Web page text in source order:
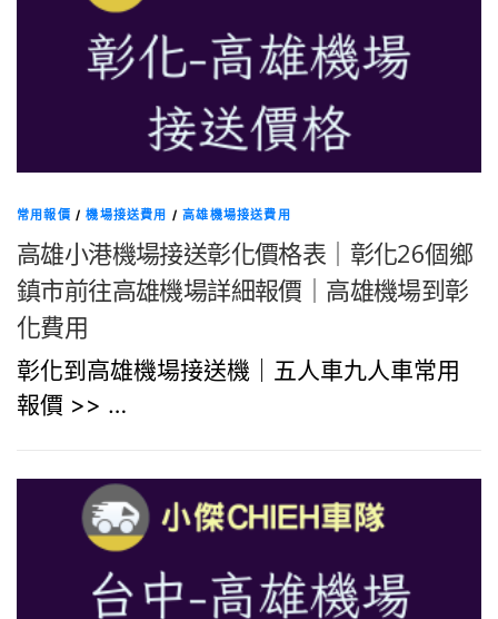
常用報價 /機場接送費用 /高雄機場接送費用
高雄小港機場接送彰化價格表｜彰化26個鄉
鎮市前往高雄機場詳細報價｜高雄機場到彰
化費用
彰化到高雄機場接送機｜五人車九人車常用
報價 >> …